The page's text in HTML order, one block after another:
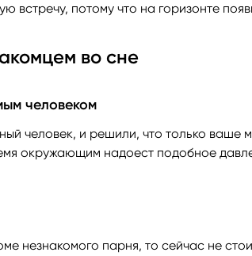
встречу, потому что на горизонте
во сне
человеком
человек, и решили, что только ваше
окружающим надоест подобное
незнакомого парня, то сейчас не